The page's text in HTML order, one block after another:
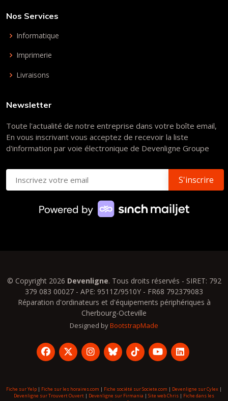
Nos Services
Informatique
Imprimerie
Livraisons
Newsletter
Toute l'actualité de notre entreprise dans votre boîte email,
En vous inscrivant vous acceptez de recevoir la liste
d'information par voie électronique de Devenligne Groupe
© Copyright 2026 Devenligne. Tous droits réservés - SIRET: 792
379 083 00027 - APE: 9511Z/9510Y - FR68 792379083
Réparation d'ordinateurs et d'équipements périphériques à
Cherbourg-Octeville
Designed byBootstrapMade
Fiche sur Yelp | Fiche sur les horaires.com | Fiche société sur Societe.com | Devenligne sur Cylex |
Devenligne sur Trouvert Ouvert | Devenligne sur Firmania | Site web Chris | Fiche dans les